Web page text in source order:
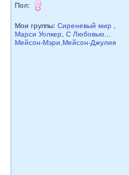
Пол:
Мои группы:Сиреневый мир
Марси Уолкер
,С Любовью...
Мейсон-Мэри,Мейсон-Джулия